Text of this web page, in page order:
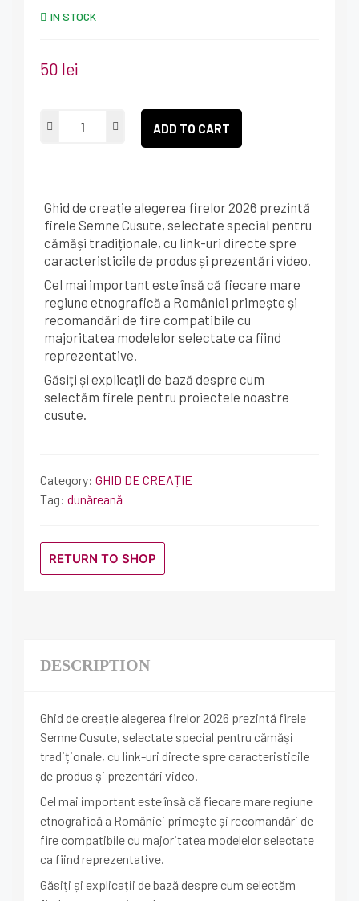
IN STOCK
50 lei
ADD TO CART
Ghid de creație alegerea firelor 2026 prezintă
firele Semne Cusute, selectate special pentru
cămăși tradiționale, cu link-uri directe spre
caracteristicile de produs și prezentări video.
Cel mai important este însă că fiecare mare
regiune etnografică a României primește și
recomandări de fire compatibile cu
majoritatea modelelor selectate ca fiind
reprezentative.
Găsiți și explicații de bază despre cum
selectăm firele pentru proiectele noastre
cusute.
Category: GHID DE CREAȚIE
Tag: dunăreană
RETURN TO SHOP
DESCRIPTION
Ghid de creație alegerea firelor 2026 prezintă firele
Semne Cusute, selectate special pentru cămăși
tradiționale, cu link-uri directe spre caracteristicile
de produs și prezentări video.
Cel mai important este însă că fiecare mare regiune
etnografică a României primește și recomandări de
fire compatibile cu majoritatea modelelor selectate
ca fiind reprezentative.
Găsiți și explicații de bază despre cum selectăm